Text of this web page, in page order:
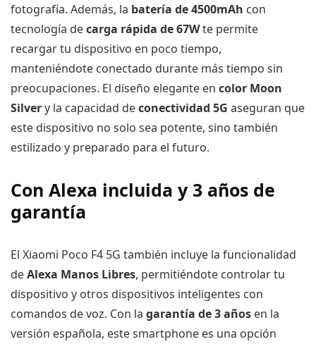
fotografía. Además, la batería de 4500mAh con
tecnología decarga rápida de 67Wte permite
recargar tu dispositivo en poco tiempo,
manteniéndote conectado durante más tiempo sin
preocupaciones. El diseño elegante en color Moon
Silvery la capacidad deconectividad 5G aseguran que
este dispositivo no solo sea potente, sino también
estilizado y preparado para el futuro.
Con Alexa incluida y 3 años de
garantía
El Xiaomi Poco F4 5G también incluye la funcionalidad
deAlexa Manos Libres, permitiéndote controlar tu
dispositivo y otros dispositivos inteligentes con
comandos de voz. Con la garantía de 3 años en la
versión española, este smartphone es una opción